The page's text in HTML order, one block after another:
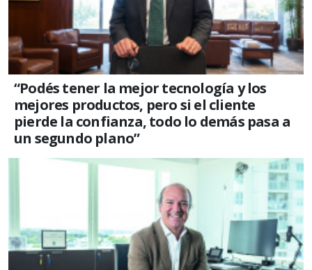
“Podés tener la mejor tecnología y los
mejores productos, pero si el cliente
pierde la confianza, todo lo demás pasa a
un segundo plano”